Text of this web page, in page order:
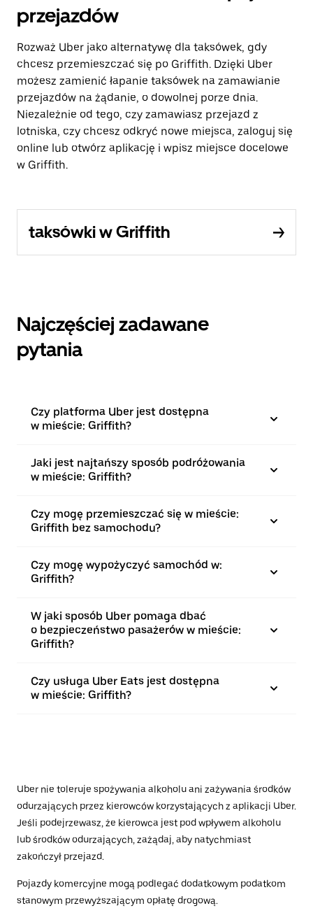
przejazdów
Rozważ Uber jako alternatywę dla taksówek, gdy
chcesz przemieszczać się po Griffith. Dzięki Uber
możesz zamienić łapanie taksówek na zamawianie
przejazdów na żądanie, o dowolnej porze dnia.
Niezależnie od tego, czy zamawiasz przejazd z
lotniska, czy chcesz odkryć nowe miejsca, zaloguj się
online lub otwórz aplikację i wpisz miejsce docelowe
w Griffith.
taksówki w Griffith
Najczęściej zadawane
pytania
Czy platforma Uber jest dostępna
w mieście: Griffith?
Jaki jest najtańszy sposób podróżowania
w mieście: Griffith?
Czy mogę przemieszczać się w mieście:
Griffith bez samochodu?
Czy mogę wypożyczyć samochód w:
Griffith?
W jaki sposób Uber pomaga dbać
o bezpieczeństwo pasażerów w mieście:
Griffith?
Czy usługa Uber Eats jest dostępna
w mieście: Griffith?
Uber nie toleruje spożywania alkoholu ani zażywania środków
odurzających przez kierowców korzystających z aplikacji Uber.
Jeśli podejrzewasz, że kierowca jest pod wpływem alkoholu
lub środków odurzających, zażądaj, aby natychmiast
zakończył przejazd.
Pojazdy komercyjne mogą podlegać dodatkowym podatkom
stanowym przewyższającym opłatę drogową.